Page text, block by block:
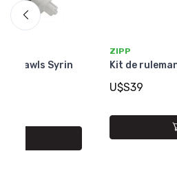
Kit de rulemanes rueda
AGREGAR AL